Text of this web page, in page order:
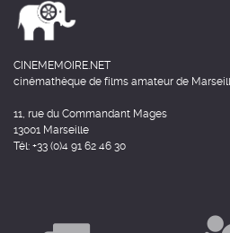
CINEMEMOIRE.NET
cinémathèque de films amateur de
11, rue du Commandant Mages
13001 Marseille
Tél: +33 (0)4 91 62 46 30